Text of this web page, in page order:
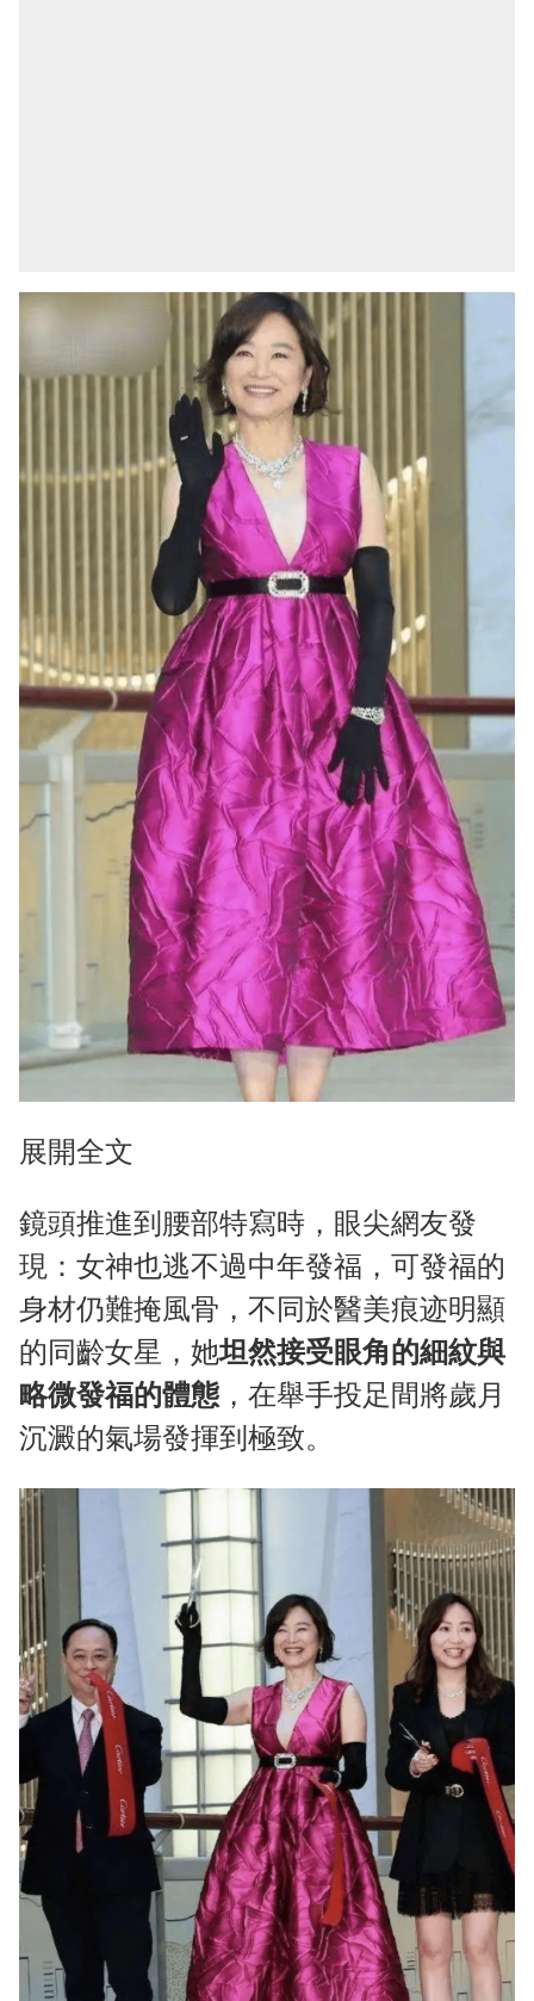
展開全文
鏡頭推進到腰部特寫時，眼尖網友發
現：女神也逃不過中年發福，可發福的
身材仍難掩風骨，不同於醫美痕迹明顯
的同齡女星，她坦然接受眼角的細紋與
略微發福的體態 ，在舉手投足間將歲月
沉澱的氣場發揮到極致。